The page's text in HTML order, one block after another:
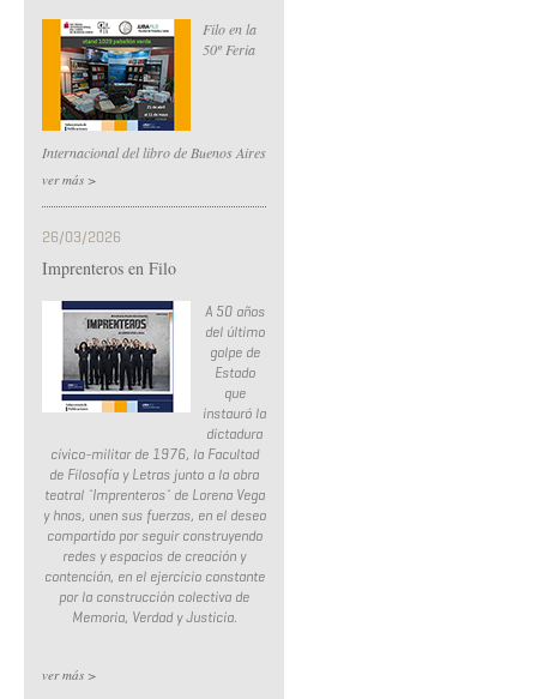
Filo en la
50º Feria
Internacional del libro de Buenos Aires
ver más >
26/03/2026
Imprenteros en Filo
A 50 años
del último
golpe de
Estado
que
instauró la
dictadura
cívico-militar de 1976, la Facultad
de Filosofía y Letras junto a la obra
teatral ¨Imprenteros¨ de Lorena Vega
y hnos, unen sus fuerzas, en el deseo
compartido por seguir construyendo
redes y espacios de creación y
contención, en el ejercicio constante
por la construcción colectiva de
Memoria, Verdad y Justicia.
ver más >